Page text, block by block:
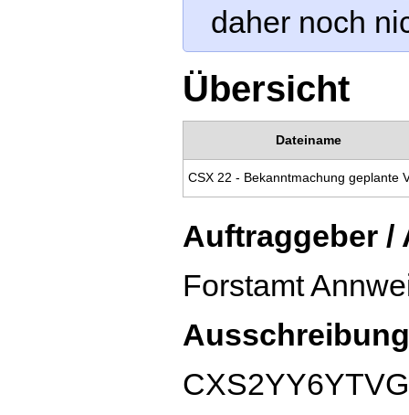
daher noch
Übersicht
Dateiname
Auftraggeber /
Forstamt